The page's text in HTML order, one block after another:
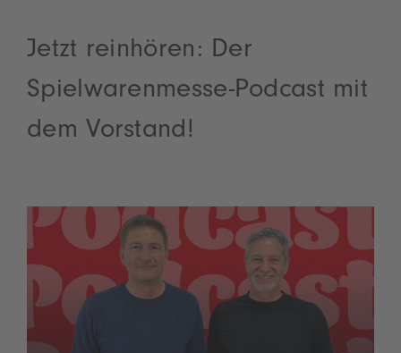
Jetzt reinhören: Der
Spielwarenmesse-Podcast mit
dem Vorstand!